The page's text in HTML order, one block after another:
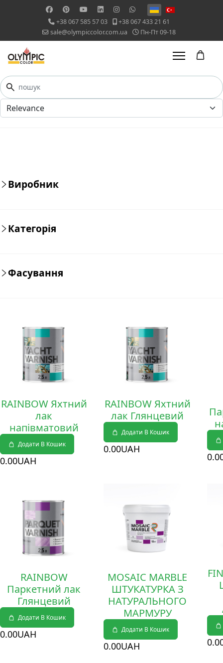
Оберіть свою мову
+38 067 585 57 03
+38 067 433 21 61
sale@olympiccolor.com.ua
Пн-Пт 09-18
Виробник
Категорія
Фасування
RAINBOW Яхтний
лак
напівматовий
Додати В Кошик
0.00UAH
RAINBOW Яхтний
лак Глянцевий
Додати В Кошик
0.00UAH
0
RAINBOW
Паркетний лак
Глянцевий
Додати В Кошик
0.00UAH
MOSAIC MARBLE
ШТУКАТУРКА З
НАТУРАЛЬНОГО
МАРМУРУ
Додати В Кошик
0.00UAH 0